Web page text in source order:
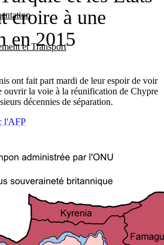
et Transport
croire à une
en 2015
ont fait part mardi de leur espoir de voir
ouvrir la voie à la réunification de Chypre
décennies de séparation.
l'AFP